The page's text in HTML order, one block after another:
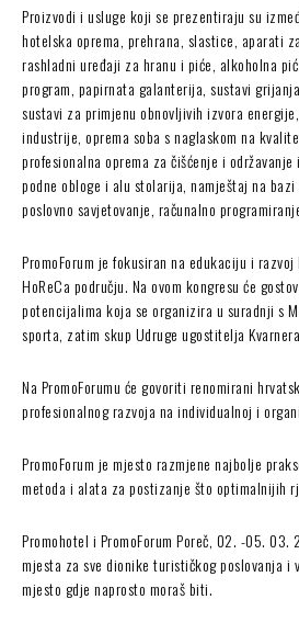
Proizvodi i usluge koji se prezentiraju su
hotelska oprema, prehrana, slastice, aparati
rashladni uređaji za hranu i piće, alkoholna
program, papirnata galanterija, sustavi
sustavi za primjenu obnovljivih izvora
industrije, oprema soba s naglaskom na
profesionalna oprema za čišćenje i
podne obloge i alu stolarija, namještaj na bazi
poslovno savjetovanje, računalno
PromoForum je fokusiran na edukaciju i
HoReCa području. Na ovom kongresu će
potencijalima koja se organizira u suradnji s
sporta, zatim skup Udruge ugostitelja
Na PromoForumu će govoriti renomirani
profesionalnog razvoja na individualnoj i
PromoForum je mjesto razmjene najbolje
metoda i alata za postizanje što optimalnijih
Promohotel i PromoForum Poreč, 02. -05. 03.
mjesta za sve dionike turističkog poslovanja i
mjesto gdje naprosto moraš biti.